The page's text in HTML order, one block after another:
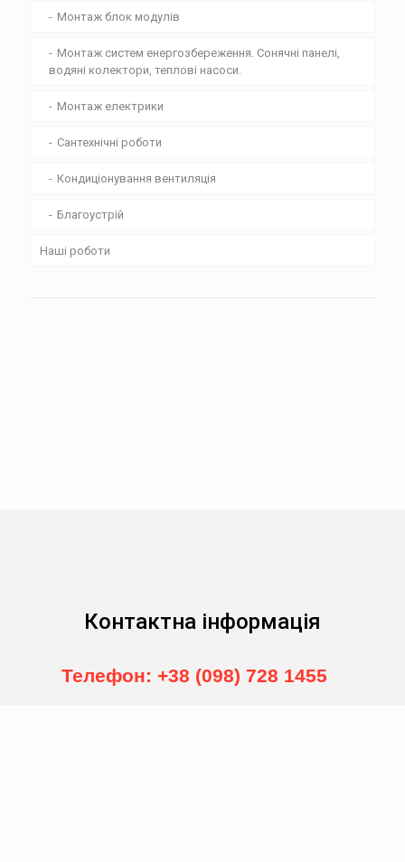
Монтаж блок модулів
Монтаж систем енергозбереження. Сонячні панелі,
водяні колектори, теплові насоси.
Монтаж електрики
Сантехнічні роботи
Кондиціонування вентиляція
Благоустрій
Наші роботи
Контактна інформація
Телефон: +38 (098) 728 1455